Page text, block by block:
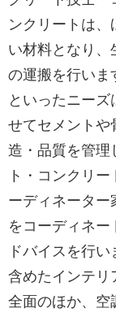
ンクリートは
い材料となり、
の運搬を行いま
といったニー
せてセメントや
造・品質を管理
ト・コンクリ
ーディネーター
をコーディネ
ドバイスを行
含めたインテリ
全面のほか、空